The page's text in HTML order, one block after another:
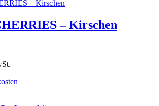
– Kirschen